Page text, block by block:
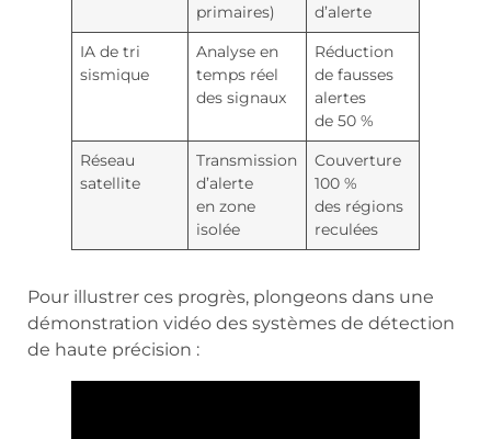
primaires)
d’alerte
IA de tri
sismique
Analyse en
temps réel
des signaux
Réduction
de fausses
alertes
de 50 %
Réseau
satellite
Transmission
d’alerte
en zone
isolée
Couverture
100 %
des régions
reculées
Pour illustrer ces progrès, plongeons dans une
démonstration vidéo des systèmes de détection
de haute précision :